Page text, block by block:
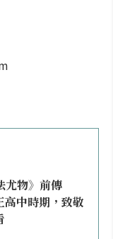
尤物》前傳
高中時期，致敬